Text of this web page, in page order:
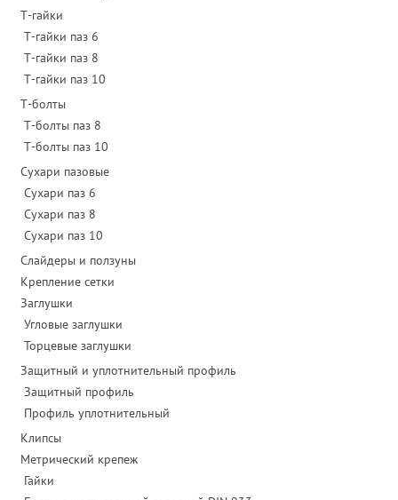
Т-гайки
Т-гайки паз 6
Т-гайки паз 8
Т-гайки паз 10
Т-болты
Т-болты паз 8
Т-болты паз 10
Сухари пазовые
Сухари паз 6
Сухари паз 8
Сухари паз 10
Слайдеры и ползуны
Крепление сетки
Заглушки
Угловые заглушки
Торцевые заглушки
Защитный и уплотнительный профиль
Защитный профиль
Профиль уплотнительный
Клипсы
Метрический крепеж
Гайки